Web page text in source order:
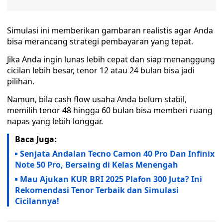
Simulasi ini memberikan gambaran realistis agar Anda
bisa merancang strategi pembayaran yang tepat.
Jika Anda ingin lunas lebih cepat dan siap menanggung
cicilan lebih besar, tenor 12 atau 24 bulan bisa jadi
pilihan.
Namun, bila cash flow usaha Anda belum stabil,
memilih tenor 48 hingga 60 bulan bisa memberi ruang
napas yang lebih longgar.
Baca Juga:
Senjata Andalan Tecno Camon 40 Pro Dan Infinix
Note 50 Pro, Bersaing di Kelas Menengah
Mau Ajukan KUR BRI 2025 Plafon 300 Juta? Ini
Rekomendasi Tenor Terbaik dan Simulasi
Cicilannya!